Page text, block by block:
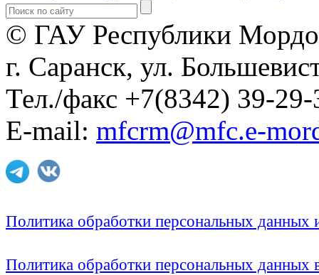
© ГАУ Республики
г. Саранск, ул.
Тел./факс +7(8342) 39-29-
E-mail: mfcrm@mfc.e-
Политика обработки персональных
Политика обработки персональных